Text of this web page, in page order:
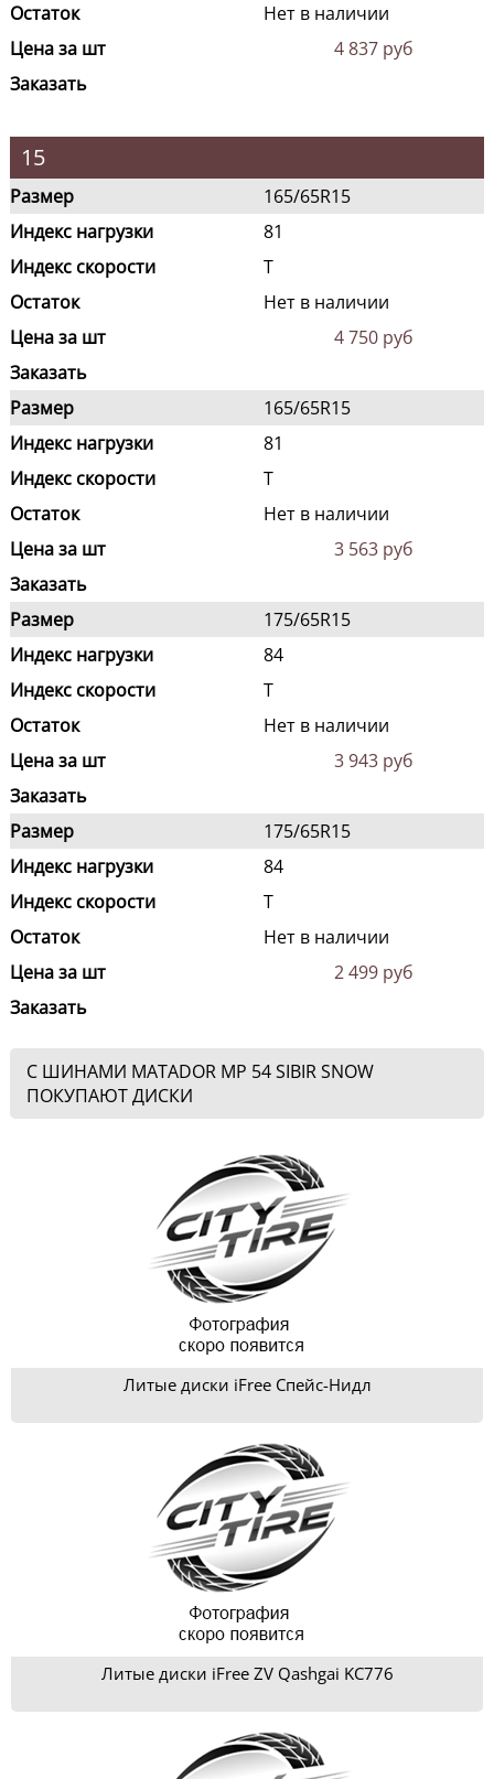
Остаток
Нет в наличии
Цена за шт
4 837 руб
Заказать
15
Размер
165/65R15
Индекс нагрузки
81
Индекс скорости
T
Остаток
Нет в наличии
Цена за шт
4 750 руб
Заказать
Размер
165/65R15
Индекс нагрузки
81
Индекс скорости
T
Остаток
Нет в наличии
Цена за шт
3 563 руб
Заказать
Размер
175/65R15
Индекс нагрузки
84
Индекс скорости
T
Остаток
Нет в наличии
Цена за шт
3 943 руб
Заказать
Размер
175/65R15
Индекс нагрузки
84
Индекс скорости
T
Остаток
Нет в наличии
Цена за шт
2 499 руб
Заказать
С ШИНАМИ MATADOR MP 54 SIBIR SNOW
ПОКУПАЮТ ДИСКИ
Литые диски iFree Спейс-Нидл
Литые диски iFree ZV Qashgai KC776